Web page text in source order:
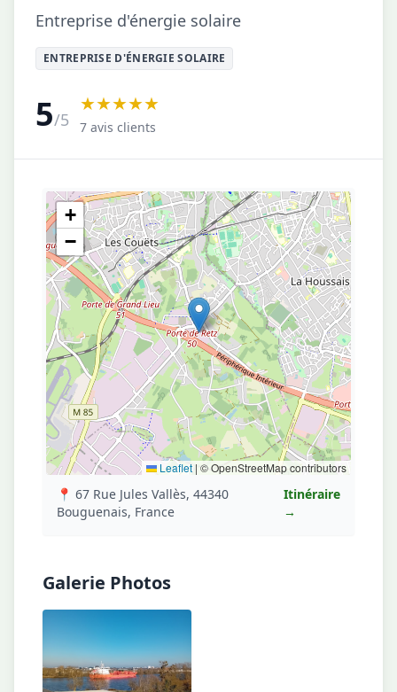
Entreprise d'énergie solaire
ENTREPRISE D'ÉNERGIE SOLAIRE
5/5
★★★★★
7 avis clients
+
−
Leaflet | © OpenStreetMap contributors
📍 67 Rue Jules Vallès, 44340
Bouguenais, France
Itinéraire
→
Galerie Photos